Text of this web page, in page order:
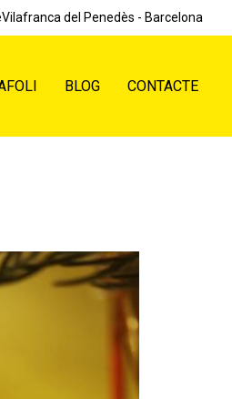
Vilafranca del Penedès - Barcelona
BLOG CONTACTE